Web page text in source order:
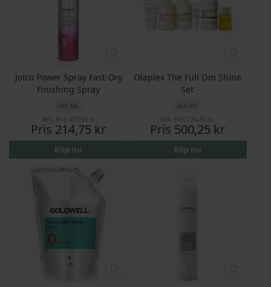
Joico Power Spray Fast-Dry
Finishing Spray
345 ML
Rek. Pris 405,95 kr
Pris 214,75 kr
Köp nu
Olaplex The Full Om Shine
Set
365 ML
Rek. Pris 724,95 kr
Pris 500,25 kr
Köp nu